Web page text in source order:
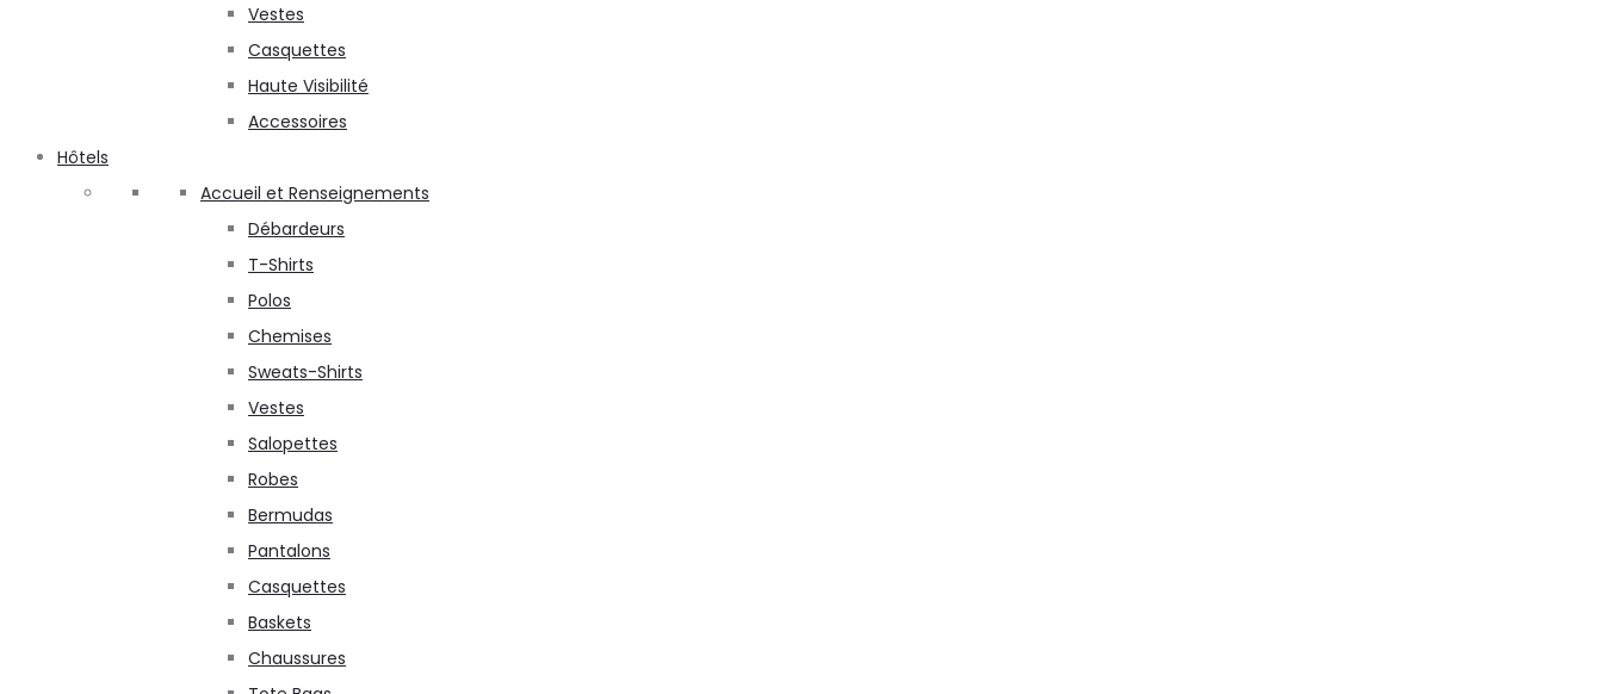
Vestes
Casquettes
Haute Visibilité
Accessoires
Hôtels
Accueil et Renseignements
Débardeurs
T-Shirts
Polos
Chemises
Sweats-Shirts
Vestes
Salopettes
Robes
Bermudas
Pantalons
Casquettes
Baskets
Chaussures